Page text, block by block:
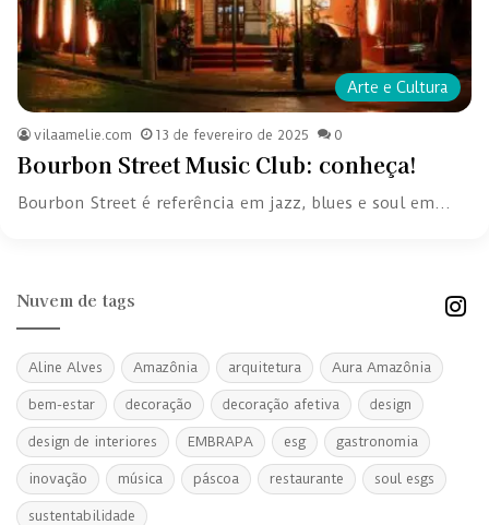
Arte e Cultura
vilaamelie.com 13 de fevereiro de 2025 0
Bourbon Street Music Club: conheça!
Bourbon Street é referência em jazz, blues e soul em…
Nuvem de tags
Aline Alves Amazônia arquitetura Aura Amazônia
bem-estar decoração decoração afetiva design
design de interiores EMBRAPA esg gastronomia
inovação música páscoa restaurante soul esgs
sustentabilidade